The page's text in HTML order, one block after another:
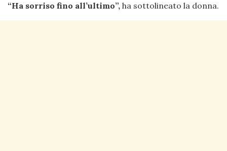
“Ha sorriso fino all’ultimo”, ha sottolineato la donna.